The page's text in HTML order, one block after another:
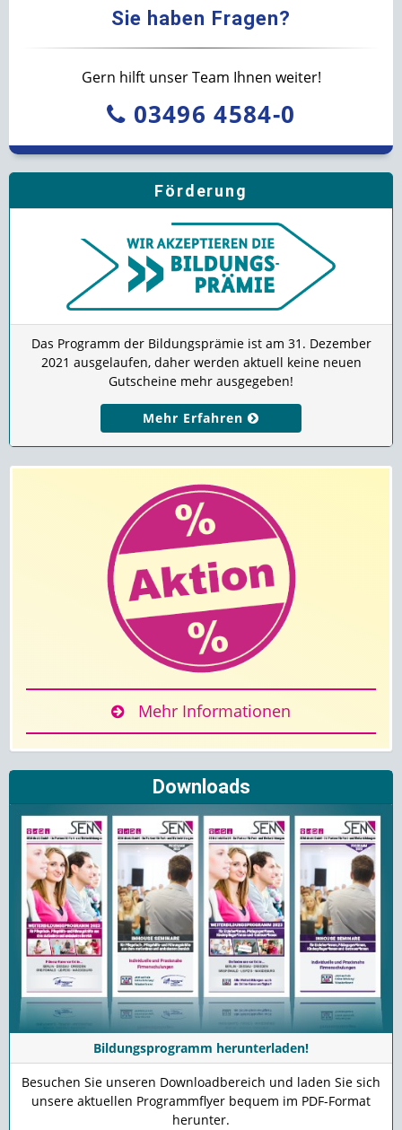
Sie haben Fragen?
Gern hilft unser Team Ihnen weiter!
03496 4584-0
Förderung
Das Programm der Bildungsprämie ist am 31. Dezember
2021 ausgelaufen, daher werden aktuell keine neuen
Gutscheine mehr ausgegeben!
Mehr Erfahren
Mehr Informationen
Downloads
Bildungsprogramm herunterladen!
Besuchen Sie unseren Downloadbereich und laden Sie sich
unsere aktuellen Programmflyer bequem im PDF-Format
herunter.